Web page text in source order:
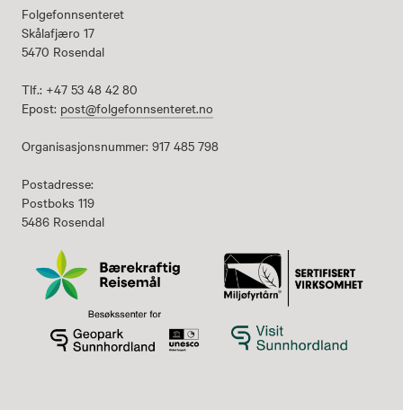
Folgefonnsenteret
Skålafjæro 17
5470 Rosendal
Tlf.: +47 53 48 42 80
Epost: post@folgefonnsenteret.no
Organisasjonsnummer: 917 485 798
Postadresse:
Postboks 119
5486 Rosendal